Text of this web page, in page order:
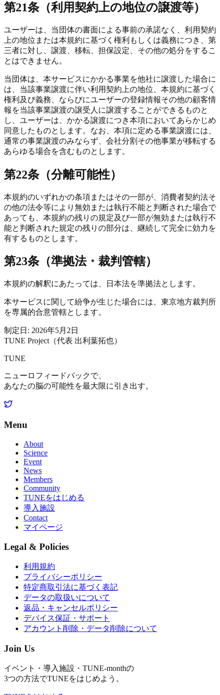
第21条（利用契約上の地位の譲渡等）
ユーザーは、当団体の書面による事前の承諾なく、利用契約
上の地位または本規約に基づく権利もしくは義務につき、第
三者に対し、譲渡、移転、担保設定、その他の処分をするこ
とはできません。
当団体は、本サービスにかかる事業を他社に譲渡した場合に
は、当該事業譲渡に伴い利用契約上の地位、本規約に基づく
権利及び義務、ならびにユーザーの登録情報その他の顧客情
報を当該事業譲渡の譲受人に譲渡することができるものと
し、ユーザーは、かかる譲渡につき本項においてあらかじめ
同意したものとします。なお、本項に定める事業譲渡には、
通常の事業譲渡のみならず、会社分割その他事業が移転する
あらゆる場合を含むものとします。
第22条（分離可能性）
本規約のいずれかの条項またはその一部が、消費者契約法そ
の他の法令等により無効または執行不能と判断された場合で
あっても、本規約の残りの規定及び一部が無効または執行不
能と判断された規定の残りの部分は、継続して完全に効力を
有するものとします。
第23条（準拠法・裁判管轄）
本規約の解釈にあたっては、日本法を準拠法とします。
本サービスに関して紛争が生じた場合には、東京地方裁判所
を専属的合意管轄とします。
制定日: 2026年5月2日
TUNE Project（代表 出利葉拓也）
TUNE
ニューロフィードバックで、
あなたの脳の可能性を最大限に引き出す。
Menu
About
Science
Event
News
Members
Community
TUNEをはじめる
導入施設
Contact
マイページ
Legal & Policies
利用規約
プライバシーポリシー
特定商取引法に基づく表記
データの取扱いについて
返品・キャンセルポリシー
デバイス保証・サポート
アカウント削除・データ削除について
Join Us
イベント・導入施設・TUNE-monthの
3つの方法でTUNEをはじめよう。